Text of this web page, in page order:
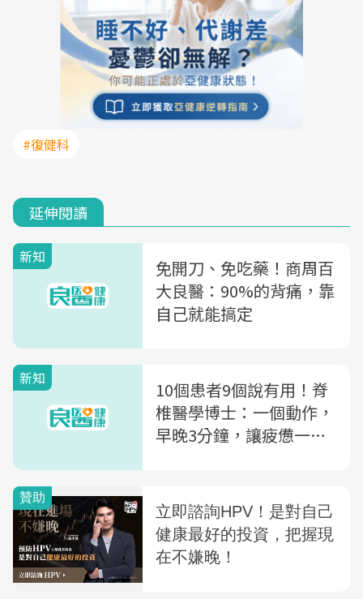
#復健科
延伸閱讀
新知
免開刀、免吃藥！商周百
大良醫：90%的背痛，靠
自己就能搞定
新知
10個患者9個說有用！脊
椎醫學博士：一個動作，
早晚3分鐘，讓疲憊一天